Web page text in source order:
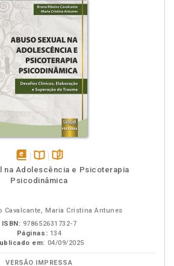
disponível
em
Disponível
na
páginas
na Adolescência e Psicoterapia
Psicodinâmica
Cavalcante, Maria Cristina Antunes
ISBN: 978652631732-7
Páginas: 134
em: 04/09/2025
VERSÃO IMPRESSA